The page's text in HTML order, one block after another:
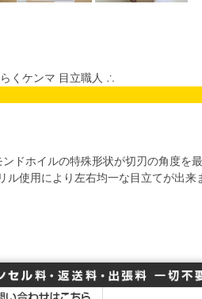
くケンマ 目立職人 ∴
ドホイルの特殊形状が切刃の角度を
ル使用により左右均一な目立てが出来